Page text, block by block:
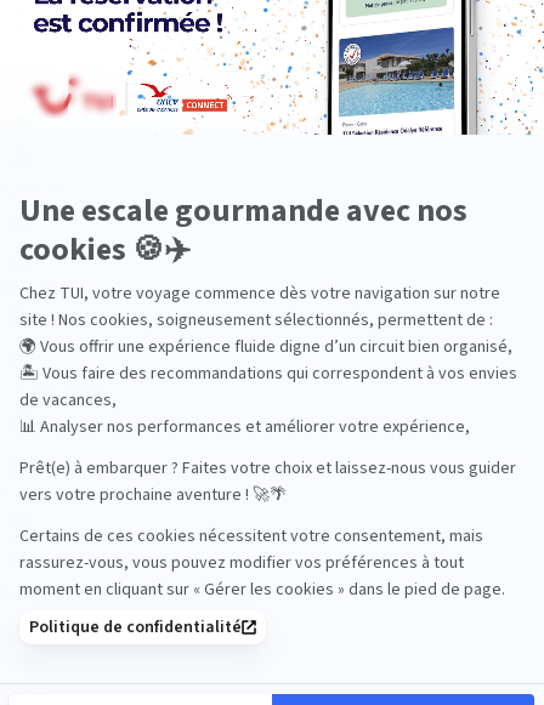
Adult only
Bien-être
Circuits privés
City Trips
Croisières